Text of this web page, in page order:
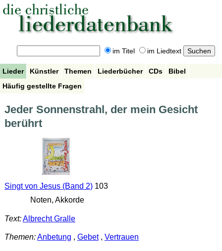
im Titel im Liedtext
Lieder Künstler Themen Liederbücher CDs
Bibel
Häufig gestellte Fragen
Jeder Sonnenstrahl, der mein Gesicht
berührt
Singt von Jesus (Band 2)103
Noten, Akkorde
Text:Albrecht Gralle
Themen:Anbetung , Gebet, Vertrauen